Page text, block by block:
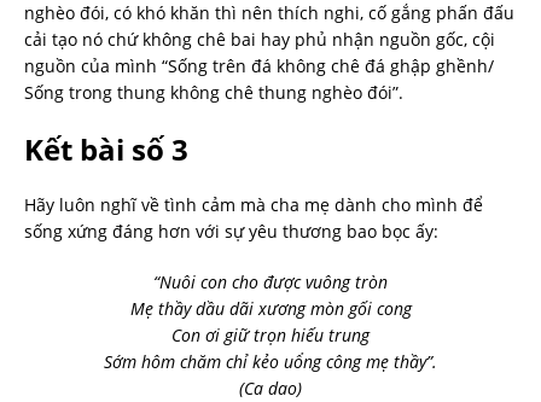
nghèo đói, có khó khăn thì nên thích nghi, cố gắng phấn đấu
cải tạo nó chứ không chê bai hay phủ nhận nguồn gốc, cội
nguồn của mình “Sống trên đá không chê đá ghập ghềnh/
Sống trong thung không chê thung nghèo đói”.
Kết bài số 3
Hãy luôn nghĩ về tình cảm mà cha mẹ dành cho mình để
sống xứng đáng hơn với sự yêu thương bao bọc ấy:
“Nuôi con cho được vuông tròn
Mẹ thầy dầu dãi xương mòn gối cong
Con ơi giữ trọn hiếu trung
Sớm hôm chăm chỉ kẻo uổng công mẹ thầy”.
(Ca dao)